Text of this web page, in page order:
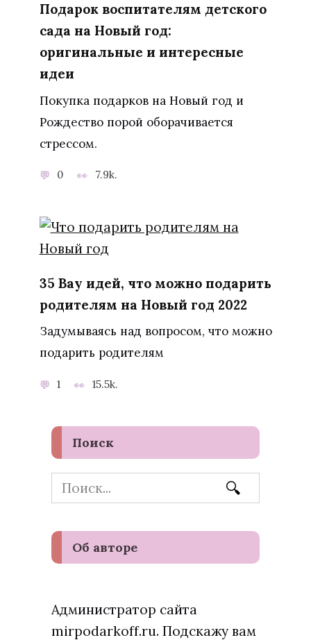
Подарок воспитателям детского
сада на Новый год:
оригинальные и интересные
идеи
Покупка подарков на Новый год и
Рождество порой оборачивается
стрессом.
0 7.9k.
35 Вау идей, что можно подарить
родителям на Новый год 2022
Задумываясь над вопросом, что можно
подарить родителям
1 15.5k.
Поиск
Search
for:
Об авторе
Администратор сайта
mirpodarkoff.ru. Подскажу вам